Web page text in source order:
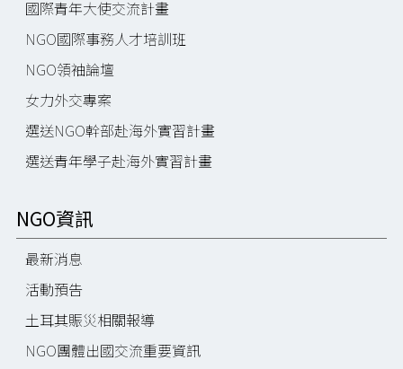
國際青年大使交流計畫
NGO國際事務人才培訓班
NGO領袖論壇
女力外交專案
選送NGO幹部赴海外實習計畫
選送青年學子赴海外實習計畫
NGO資訊
最新消息
活動預告
土耳其賑災相關報導
NGO團體出國交流重要資訊